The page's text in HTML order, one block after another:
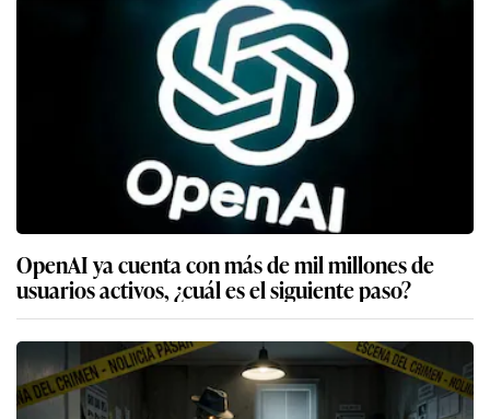
OpenAI ya cuenta con más de mil millones de
usuarios activos, ¿cuál es el siguiente paso?